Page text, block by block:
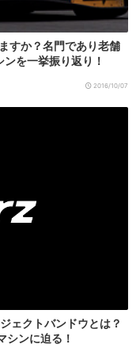
すか？名門であり老舗
を一挙振り返り！
2016/10/07
ェクトバンドウとは？
シンに迫る！